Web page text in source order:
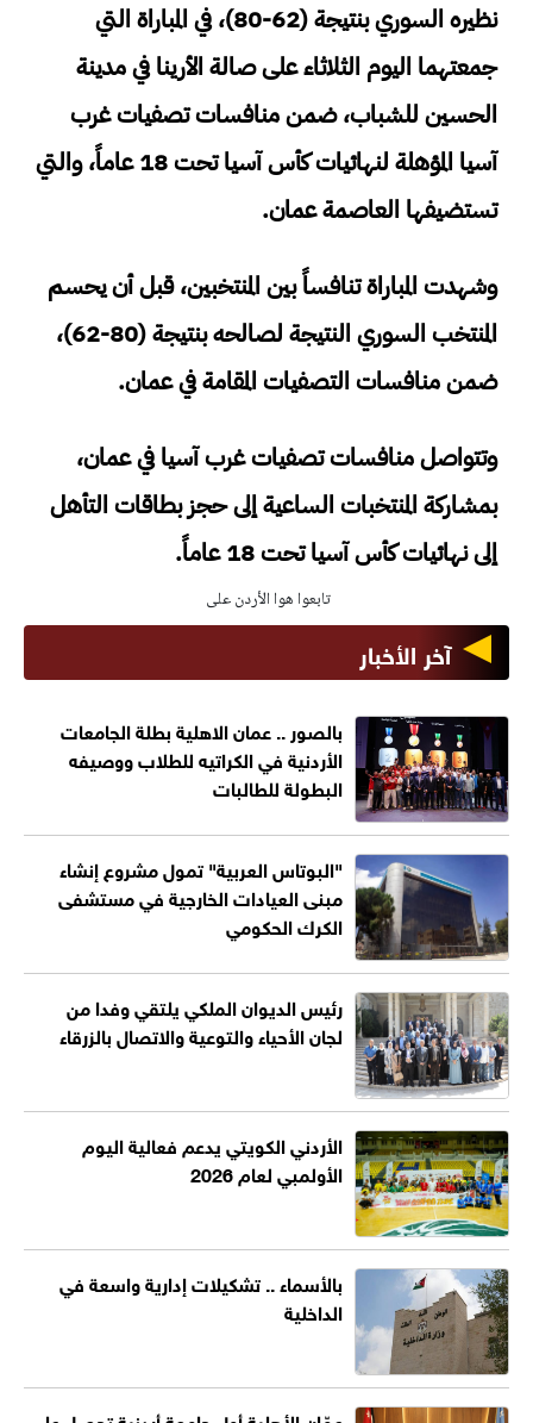
نظيره السوري بنتيجة (62-80)، في المباراة التي
جمعتهما اليوم الثلاثاء على صالة الأرينا في مدينة
الحسين للشباب، ضمن منافسات تصفيات غرب
آسيا المؤهلة لنهائيات كأس آسيا تحت 18 عاماً، والتي
تستضيفها العاصمة عمان.
وشهدت المباراة تنافساً بين المنتخبين، قبل أن يحسم
المنتخب السوري النتيجة لصالحه بنتيجة (80-62)،
ضمن منافسات التصفيات المقامة في عمان.
وتتواصل منافسات تصفيات غرب آسيا في عمان،
بمشاركة المنتخبات الساعية إلى حجز بطاقات التأهل
إلى نهائيات كأس آسيا تحت 18 عاماً.
تابعوا هوا الأردن على
آخر الأخبار
بالصور .. عمان الاهلية بطلة الجامعات
الأردنية في الكراتيه للطلاب ووصيفه
البطولة للطالبات
"البوتاس العربية" تمول مشروع إنشاء
مبنى العيادات الخارجية في مستشفى
الكرك الحكومي
رئيس الديوان الملكي يلتقي وفدا من
لجان الأحياء والتوعية والاتصال بالزرقاء
الأردني الكويتي يدعم فعالية اليوم
الأولمبي لعام 2026
بالأسماء .. تشكيلات إدارية واسعة في
الداخلية